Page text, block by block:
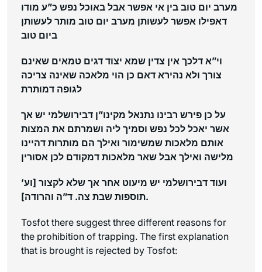
מערב יום טוב בין אי אפשר אבל באוכל נפש כ”ע מודו
דאפילו אפשר לעשותן מערב יום טוב מותר לעשותן
ביום טוב
וי”א דלכך אין צדין שמא יצוד דגים טמאים שאינם
צורך ולא נהירא דאם כן הוי מלאכה שאינה צריכה
לגופה דמותרת
על כן פירש רבינו נתנאל מקינו”ן דבירושלמי יש אך
אשר יאכל לכל נפש וסמיך ליה ושמרתם את המצות
אותם מלאכות שמשימור ואילך הם מותרות דהיינו
מלישה ואילך אבל שאר מלאכות דמקודם לכן אסורין
ועוד דבירושלמי יש מיעוט אחר אך שלא לקצור [וע’
תוספות שבת צה. ד”ה והרודה].
Tosfot there suggest three different reasons for
the prohibition of trapping. The first explanation
that is brought is rejected by Tosfot: